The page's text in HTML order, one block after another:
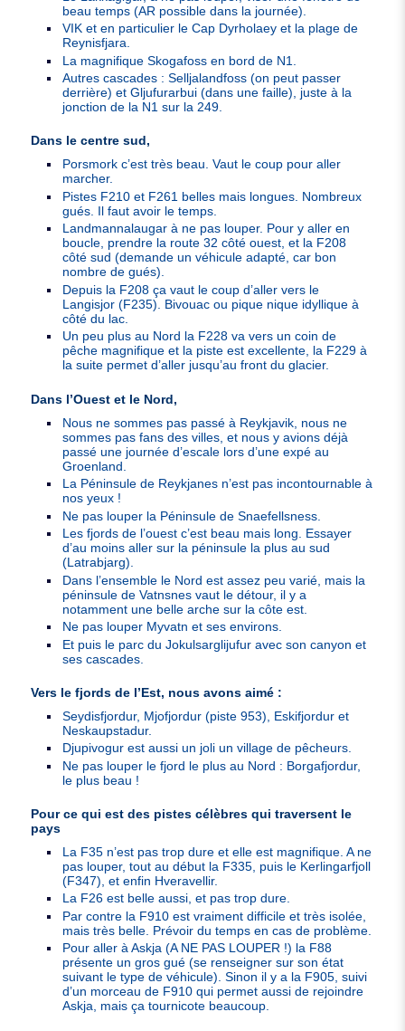
beau temps (AR possible dans la journée).
VIK et en particulier le Cap Dyrholaey et la plage de
Reynisfjara.
La magnifique Skogafoss en bord de N1.
Autres cascades : Selljalandfoss (on peut passer
derrière) et Gljufurarbui (dans une faille), juste à la
jonction de la N1 sur la 249.
Dans le centre sud,
Porsmork c’est très beau. Vaut le coup pour aller
marcher.
Pistes F210 et F261 belles mais longues. Nombreux
gués. Il faut avoir le temps.
Landmannalaugar à ne pas louper. Pour y aller en
boucle, prendre la route 32 côté ouest, et la F208
côté sud (demande un véhicule adapté, car bon
nombre de gués).
Depuis la F208 ça vaut le coup d’aller vers le
Langisjor (F235). Bivouac ou pique nique idyllique à
côté du lac.
Un peu plus au Nord la F228 va vers un coin de
pêche magnifique et la piste est excellente, la F229 à
la suite permet d’aller jusqu’au front du glacier.
Dans l’Ouest et le Nord,
Nous ne sommes pas passé à Reykjavik, nous ne
sommes pas fans des villes, et nous y avions déjà
passé une journée d’escale lors d’une expé au
Groenland.
La Péninsule de Reykjanes n’est pas incontournable à
nos yeux !
Ne pas louper la Péninsule de Snaefellsness.
Les fjords de l’ouest c’est beau mais long. Essayer
d’au moins aller sur la péninsule la plus au sud
(Latrabjarg).
Dans l’ensemble le Nord est assez peu varié, mais la
péninsule de Vatnsnes vaut le détour, il y a
notamment une belle arche sur la côte est.
Ne pas louper Myvatn et ses environs.
Et puis le parc du Jokulsarglijufur avec son canyon et
ses cascades.
Vers le fjords de l’Est, nous avons aimé :
Seydisfjordur, Mjofjordur (piste 953), Eskifjordur et
Neskaupstadur.
Djupivogur est aussi un joli un village de pêcheurs.
Ne pas louper le fjord le plus au Nord : Borgafjordur,
le plus beau !
Pour ce qui est des pistes célèbres qui traversent le
pays
La F35 n’est pas trop dure et elle est magnifique. A ne
pas louper, tout au début la F335, puis le Kerlingarfjoll
(F347), et enfin Hveravellir.
La F26 est belle aussi, et pas trop dure.
Par contre la F910 est vraiment difficile et très isolée,
mais très belle. Prévoir du temps en cas de problème.
Pour aller à Askja (A NE PAS LOUPER !) la F88
présente un gros gué (se renseigner sur son état
suivant le type de véhicule). Sinon il y a la F905, suivi
d’un morceau de F910 qui permet aussi de rejoindre
Askja, mais ça tournicote beaucoup.